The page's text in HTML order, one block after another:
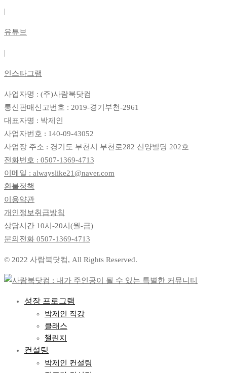
|
유튜브
|
인스타그램
사업자명 : (주)사람북닷컴
통신판매신고번호 : 2019-경기부천-2961
대표자명 : 박제인
사업자번호 : 140-09-43052
사업장 주소 : 경기도 부천시 부천로282 신양빌딩 202호
전화번호 : 0507-1369-4713
이메일 : alwayslike21@naver.com
환불정책
이용약관
개인정보취급방침
상담시간 10시-20시(월-금)
문의전화 0507-1369-4713
© 2022 사람북닷컴, All Rights Reserved.
성장 프로그램
박제인 직강
클래스
챌린지
컨설팅
박제인 컨설팅